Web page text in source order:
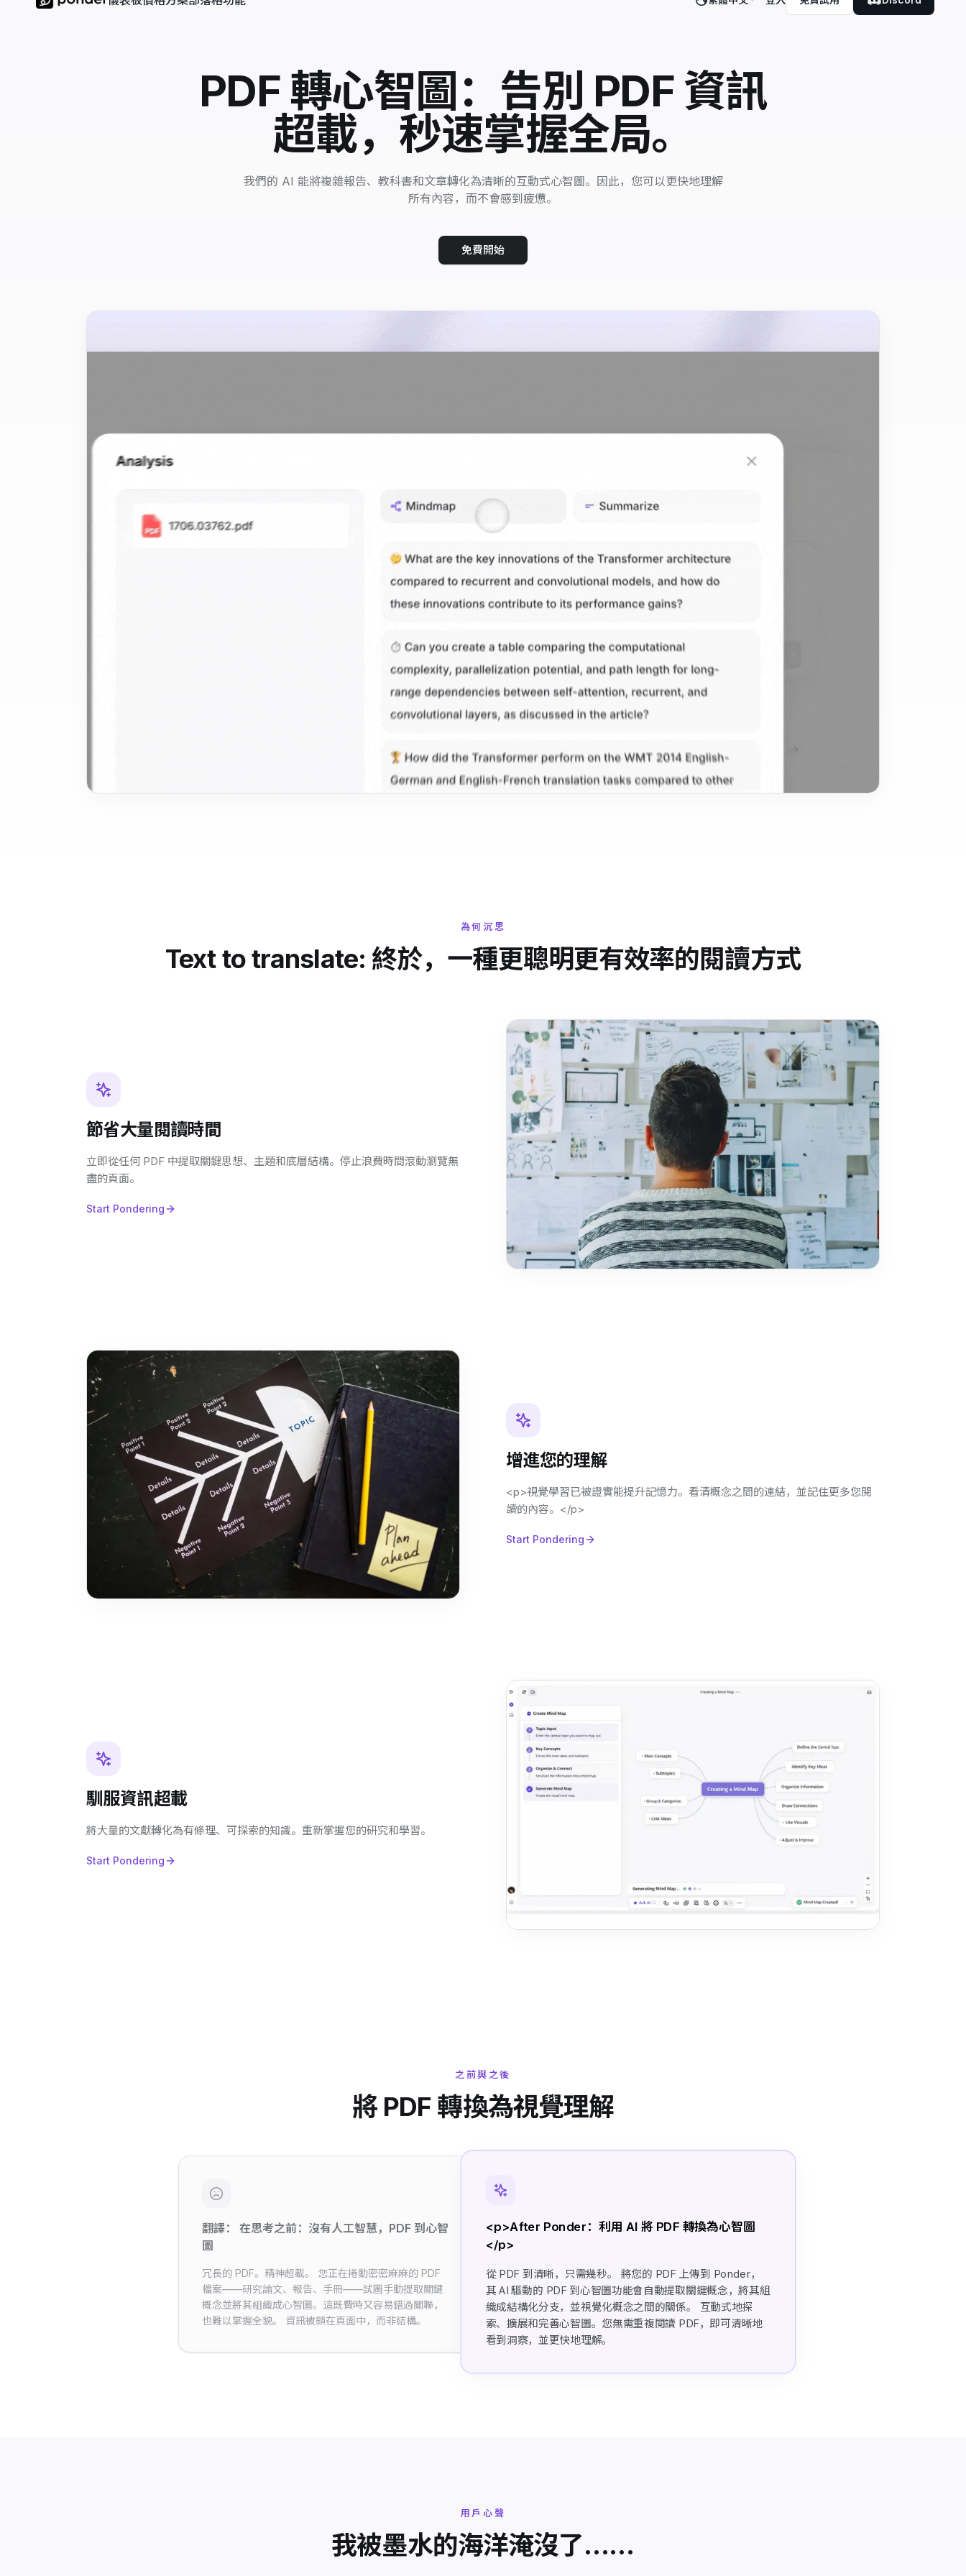
PDF 轉心智圖：告別 PDF 資訊
超載，秒速掌握全局。
我們的 AI 能將複雜報告、教科書和文章轉化為清晰的互動式心智圖。因此，您可以更快地理解
所有內容，而不會感到疲憊。
免費開始
為何沉思
Text to translate: 終於，一種更聰明更有效率的閱讀方式
節省大量閱讀時間
立即從任何 PDF 中提取關鍵思想、主題和底層結構。停止浪費時間滾動瀏覽無
盡的頁面。
Start Pondering
增進您的理解
<p>視覺學習已被證實能提升記憶力。看清概念之間的連結，並記住更多您閱
讀的內容。</p>
Start Pondering
馴服資訊超載
將大量的文獻轉化為有條理、可探索的知識。重新掌握您的研究和學習。
Start Pondering
之前與之後
將 PDF 轉換為視覺理解
翻譯： 在思考之前：沒有人工智慧，PDF 到心智
圖
冗長的 PDF。精神超載。 您正在捲動密密麻麻的 PDF
檔案——研究論文、報告、手冊——試圖手動提取關鍵
概念並將其組織成心智圖。這既費時又容易錯過關聯，
也難以掌握全貌。 資訊被鎖在頁面中，而非結構。
<p>After Ponder：利用 AI 將 PDF 轉換為心智圖
</p>
從 PDF 到清晰，只需幾秒。 將您的 PDF 上傳到 Ponder，
其 AI 驅動的 PDF 到心智圖功能會自動提取關鍵概念，將其組
織成結構化分支，並視覺化概念之間的關係。 互動式地探
索、擴展和完善心智圖。您無需重複閱讀 PDF，即可清晰地
看到洞察，並更快地理解。
用戶心聲
我被墨水的海洋淹沒了……